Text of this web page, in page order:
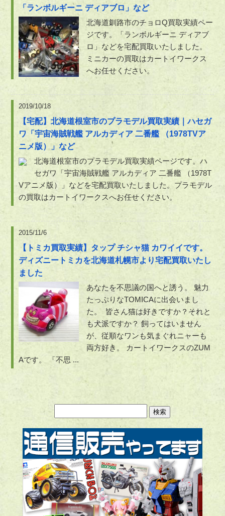
「ランボルギーニ ディアブロ」など
北海道釧路市のチョロQ買取実績ペー
ジです。「ランボルギーニ ディアブ
ロ」などを宅配買取いたしました。
ミニカーの買取はカートイワークス
へお任せください。
2019/10/18
【宅配】北海道根室市のプラモデル買取実績｜ハセガ
ワ「宇宙海賊戦艦 アルカディア 二番艦 （1978TVア
ニメ版）」など
北海道根室市のプラモデル買取実績ページです。ハ
セガワ「宇宙海賊戦艦 アルカディア 二番艦 （1978T
Vアニメ版）」などを宅配買取いたしました。プラモデル
の買取はカートイワークスへお任せください。
2015/11/6
【トミカ買取実績】タップ チシャ猫 カワイイです。
ディズニートミカを北海道札幌市より宅配買取いたし
ました
あなたを不思議の国へと誘う。 魅力
たっぷりなTOMICAに出会いまし
た。 皆さん猫は好きですか？それと
も犬派ですか？ 飼ってはいません
が、従順なワンも気まぐれニャーも
両方好き。 カートイワークスのZUM
Aです。 「不思 ...